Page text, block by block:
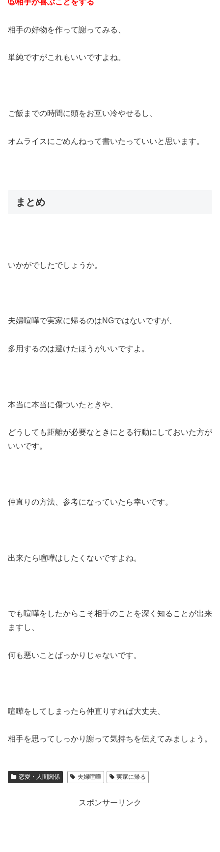
相手の好物を作って謝ってみる、
単純ですがこれもいいですよね。
ご飯までの時間に頭をお互い冷やせるし、
オムライスにごめんねって書いたっていいと思います。
まとめ
いかがでしたでしょうか。
夫婦喧嘩で実家に帰るのはNGではないですが、
多用するのは避けたほうがいいですよ。
本当に本当に傷ついたときや、
どうしても距離が必要なときにとる行動にしておいた方が
いいです。
仲直りの方法、参考になっていたら幸いです。
出来たら喧嘩はしたくないですよね。
でも喧嘩をしたからこそ相手のことを深く知ることが出来
ますし、
何も悪いことばっかりじゃないです。
喧嘩をしてしまったら仲直りすれば大丈夫、
相手を思ってしっかり謝って気持ちを伝えてみましょう。
恋愛・人間関係 夫婦喧嘩 実家に帰る
スポンサーリンク